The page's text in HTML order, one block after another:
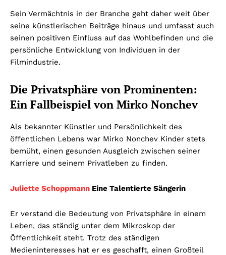
Sein Vermächtnis in der Branche geht daher weit über
seine künstlerischen Beiträge hinaus und umfasst auch
seinen positiven Einfluss auf das Wohlbefinden und die
persönliche Entwicklung von Individuen in der
Filmindustrie.
Die Privatsphäre von Prominenten:
Ein Fallbeispiel von Mirko Nonchev
Als bekannter Künstler und Persönlichkeit des
öffentlichen Lebens war Mirko Nonchev Kinder stets
bemüht, einen gesunden Ausgleich zwischen seiner
Karriere und seinem Privatleben zu finden.
Juliette Schoppmann Eine Talentierte Sängerin
Er verstand die Bedeutung von Privatsphäre in einem
Leben, das ständig unter dem Mikroskop der
Öffentlichkeit steht. Trotz des ständigen
Medieninteresses hat er es geschafft, einen Großteil